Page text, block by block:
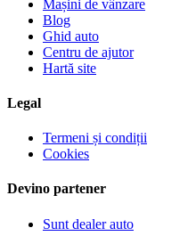
Mașini de vânzare
Blog
Ghid auto
Centru de ajutor
Hartă site
Legal
Termeni și condiții
Cookies
Devino partener
Sunt dealer auto